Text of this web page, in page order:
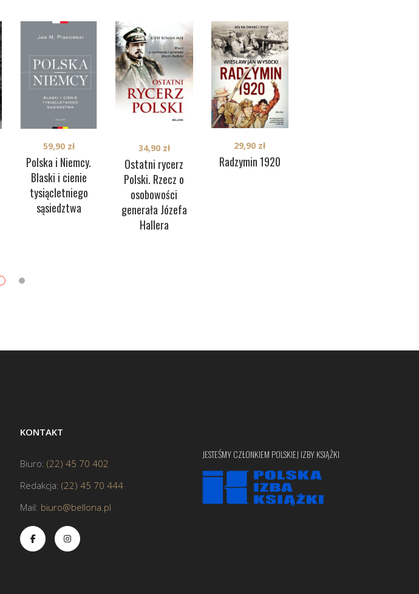
Polska i Niemcy.
Blaski i cienie
tysiącletniego
sąsiedztwa
59,90 zł
Ostatni rycerz
Polski. Rzecz o
osobowości
generała Józefa
Hallera
34,90 zł
Radzymin 1920
29,90 zł
KONTAKT
Biuro: (22) 45 70 402
Redakcja: (22) 45 70 444
Mail: biuro@bellona.pl
JESTEŚMY CZŁONKIEM POLSKIEJ IZBY KSIĄŻKI